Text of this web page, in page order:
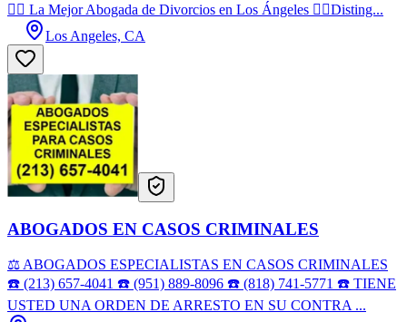
👩‍⚖️ La Mejor Abogada de Divorcios en Los Ángeles 👩‍⚖️Disting...
Los Angeles, CA
ABOGADOS EN CASOS CRIMINALES
⚖️ ABOGADOS ESPECIALISTAS EN CASOS CRIMINALES
☎️ (213) 657-4041 ☎️ (951) 889-8096 ☎️ (818) 741-5771 ☎️ TIENE
USTED UNA ORDEN DE ARRESTO EN SU CONTRA ...